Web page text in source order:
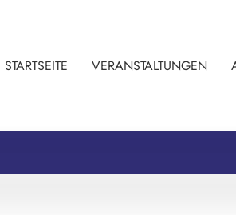
STARTSEITE VERANSTALTUNGEN